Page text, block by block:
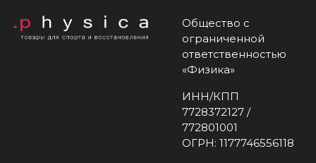
Общество с
ограниченной
ответственностью
«Физика»
ИНН/КПП
7728372127 /
772801001
ОГРН: 1177746556118